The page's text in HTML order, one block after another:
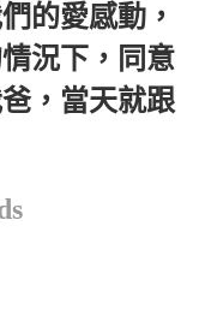
的愛感動，
況下，同意
，當天就跟